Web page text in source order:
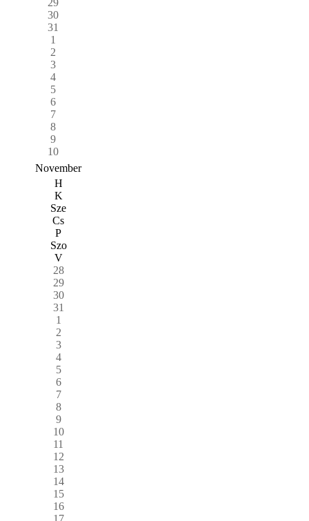
30
31
1
2
3
4
5
6
7
8
9
10
November
H
K
Sze
Cs
P
Szo
V
28
29
30
31
1
2
3
4
5
6
7
8
9
10
11
12
13
14
15
16
17